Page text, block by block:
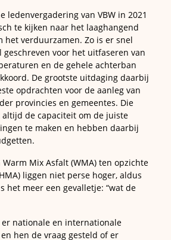
ledenvergadering van VBW in 2021
te kijken naar het laaghangend
het verduurzamen. Zo is er snel
geschreven voor het uitfaseren van
en de gehele achterban
De grootste uitdaging daarbij
opdrachten voor de aanleg van
provincies en gemeentes. Die
de capaciteit om de juiste
te maken en hebben daarbij
Mix Asfalt (WMA) ten opzichte
liggen niet perse hoger, aldus
het meer een gevalletje: “wat de
er nationale en internationale
hen de vraag gesteld of er